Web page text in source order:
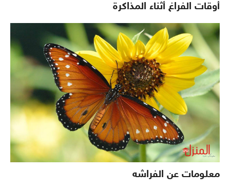
أوقات الفراغ أثناء المذاكرة
معلومات عن الفراشه